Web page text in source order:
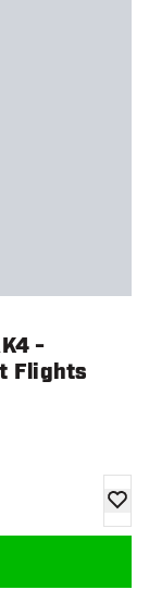
-
Flights
Zur